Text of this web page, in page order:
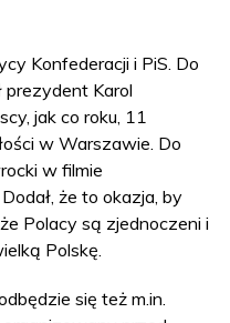
Konfederacji i PiS. Do
prezydent Karol
jak co roku, 11
w Warszawie. Do
w filmie
że to okazja, by
Polacy są zjednoczeni i
Polskę.
się też m.in.